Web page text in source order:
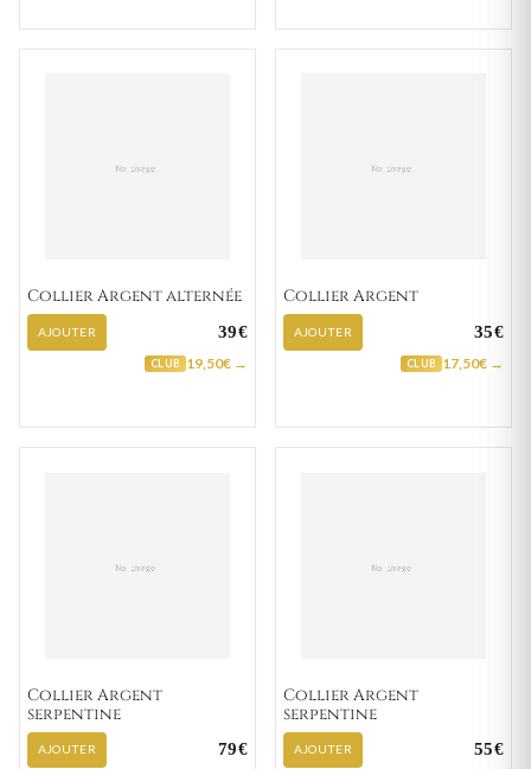
Collier Argent alternée
AJOUTER 39€
CLUB 19,50€ →
Collier Argent
AJOUTER 35€
CLUB 17,50€ →
Collier Argent
serpentine
AJOUTER 79€
Collier Argent
serpentine
AJOUTER 55€